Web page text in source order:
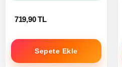
719,90 TL
Sepete Ekle